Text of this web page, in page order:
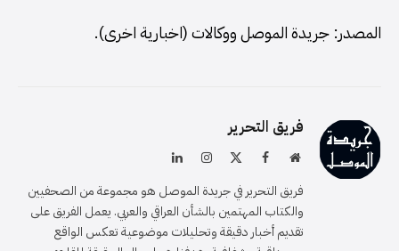
المصدر: جريدة الموصل ووكالات (اخبارية اخرى).
فريق التحرير
موقعفيسبوك الانستغرام
لينكدإن
فريق التحرير في جريدة الموصل هو مجموعة من الصحفيين
والكتاب المهتمين بالشأن العراقي والعربي. يعمل الفريق على
تقديم أخبار دقيقة وتحليلات موضوعية تعكس الواقع